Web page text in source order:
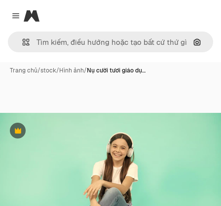
Close menu
Magnific
Tìm
Trang chủ/stock/Hình ảnh/Nụ cười tươi giáo dụ…
Phần thưởng